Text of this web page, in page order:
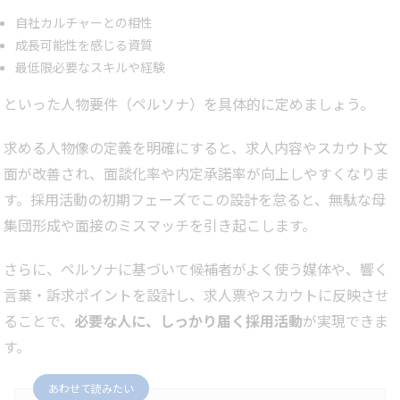
自社カルチャーとの相性
成長可能性を感じる資質
最低限必要なスキルや経験
といった人物要件（ペルソナ）を具体的に定めましょう。
求める人物像の定義を明確にすると、求人内容やスカウト文
面が改善され、面談化率や内定承諾率が向上しやすくなりま
す。採用活動の初期フェーズでこの設計を怠ると、無駄な母
集団形成や面接のミスマッチを引き起こします。
さらに、ペルソナに基づいて候補者がよく使う媒体や、響く
言葉・訴求ポイントを設計し、求人票やスカウトに反映させ
ることで、 必要な人に、しっかり届く採用活動が実現できま
す。
あわせて読みたい